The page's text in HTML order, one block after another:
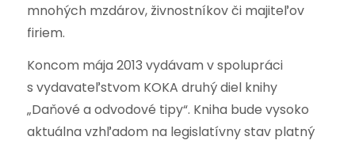
mnohých mzdárov, živnostníkov či majiteľov
firiem.
Koncom mája 2013 vydávam v spolupráci
s vydavateľstvom KOKA druhý diel knihy
„Daňové a odvodové tipy“. Kniha bude vysoko
aktuálna vzhľadom na legislatívny stav platný